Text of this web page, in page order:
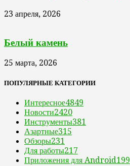
23 апреля, 2026
Белый камень
25 марта, 2026
ПОПУЛЯРНЫЕ КАТЕГОРИИ
Интересное4849
Новости2420
Инструменты381
Азартные315
Обзоры231
Для работы217
Приложения для Android199